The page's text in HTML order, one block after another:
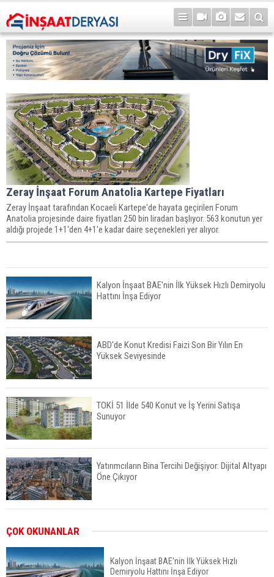
Zeray İnşaat Forum Anatolia Kartepe Fiyatları
Zeray İnşaat tarafından Kocaeli Kartepe'de hayata geçirilen Forum
Anatolia projesinde daire fiyatları 250 bin liradan başlıyor. 563 konutun yer
aldığı projede 1+1'den 4+1'e kadar daire seçenekleri yer alıyor.
Kalyon İnşaat BAE'nin İlk Yüksek Hızlı Demiryolu
Hattını İnşa Ediyor
ABD'de Konut Kredisi Faizi Son Bir Yılın En
Yüksek Seviyesinde
TOKİ 51 İlde 540 Konut ve İş Yerini Satışa
Sunuyor
Yatırımcıların Bina Tercihi Değişiyor: Dijital Altyapı
Öne Çıkıyor
ÇOK OKUNANLAR
Kalyon İnşaat BAE'nin İlk Yüksek Hızlı
Demiryolu Hattını İnşa Ediyor